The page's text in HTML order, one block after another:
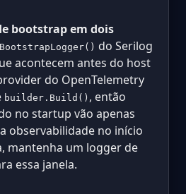
bootstrap em dois
do Serilog
acontecem antes do host
do OpenTelemetry
builder.Build() , então
no startup vão apenas
observabilidade no início
mantenha um logger de
essa janela.